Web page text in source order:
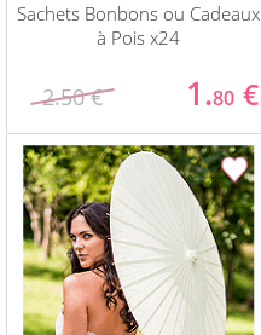
Sachets Bonbons ou Cadeaux
à Pois x24
2.50 € 1.80 €